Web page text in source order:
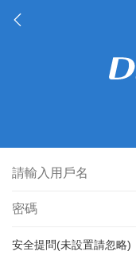
安全提問(未設置請忽略)